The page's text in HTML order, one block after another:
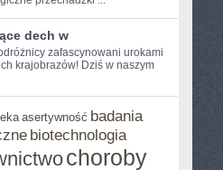
dech w
zafascynowani urokami
krajobrazów! Dziś w ⁣naszym
asertywność badania
biotechnologia
choroby